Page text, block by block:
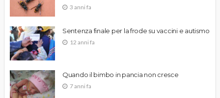
3 anni fa
Sentenza finale per la frode su vaccini e autismo
12 anni fa
Quando il bimbo in pancia non cresce
7 anni fa